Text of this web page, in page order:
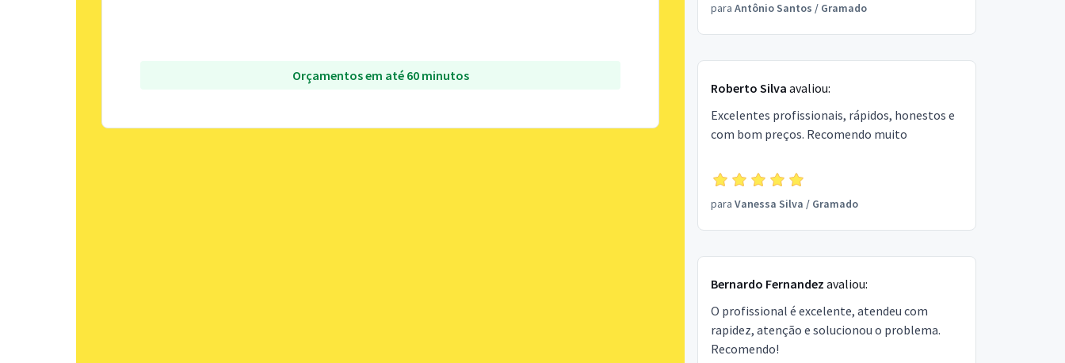
Orçamentos em até 60 minutos
para Antônio Santos / Gramado
Roberto Silva avaliou:
Excelentes profissionais, rápidos, honestos e
com bom preços. Recomendo muito
para Vanessa Silva / Gramado
Bernardo Fernandez avaliou:
O profissional é excelente, atendeu com
rapidez, atenção e solucionou o problema.
Recomendo!